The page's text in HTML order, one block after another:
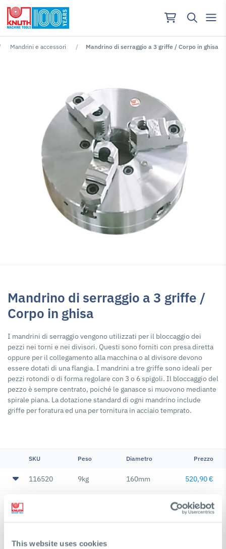
This website uses cookies
Mandrini e accessori Mandrino di serraggio a 3 griffe / Corpo in ghisa
Mandrino di serraggio a 3 griffe /
Corpo in ghisa
I mandrini di serraggio vengono utilizzati per il bloccaggio dei
pezzi nei torni e nei divisori. Questi sono forniti con presa diretta
oppure per il collegamento alla macchina o al divisore devono
essere dotati di una flangia. I mandrini a tre griffe sono ideali per
pezzi rotondi o di forma regolare con 3 o 6 spigoli. Il bloccaggio del
pezzo è sempre centrato, poiché le ganasce si muovono mediante
spirale piana. La dotazione standard di ogni mandrino include
griffe per foratura ed una per tornitura in acciaio temprato.
SKU Peso Diametro Prezzo
116520 9kg 160mm 520,90 €
870,90 €